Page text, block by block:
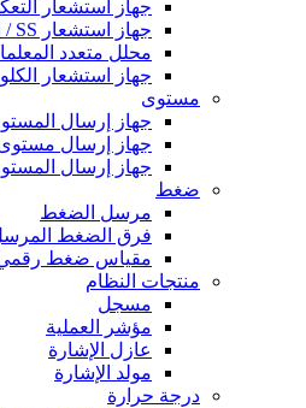
جهاز استشعار
جهاز استشعار TSS / SS والمتر
محلل متعدد
جهاز استشعار
مستوى
جهاز إرسال
جهاز إرسال مستوى
جهاز إرسال
ضغط
مرسل الضغط
فرق الضغط
مقياس ضغط
منتجات النظام
مسجل
مؤشر العملية
عازل الإشارة
مولد الإشارة
درجة حرارة